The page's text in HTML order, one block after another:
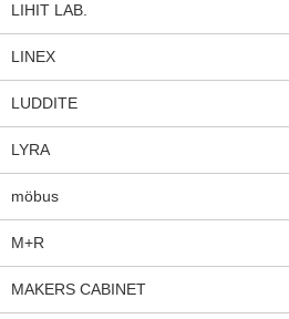
LIHIT LAB.
LINEX
LUDDITE
LYRA
möbus
M+R
MAKERS CABINET